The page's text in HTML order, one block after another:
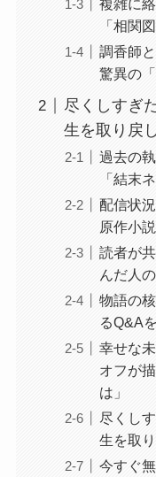
複雑に
「相関図
調香師
驚異の「
尽くしすぎ
生を取り戻
過去の
「結末
配信状
原作小
読者が
んだ人
物語の
るQ&A
幸せな
オフが
は」
尽くし
生を取
今すぐ